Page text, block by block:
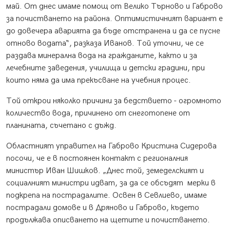
май. От днес имаме помощ от Велико Търново и Габрово
за почистването на района. Оптимистичният вариант е
до довечера аварията да бъде отстранена и да се пусне
отново водата“, разказа Иванов. Той уточни, че се
раздава минерална вода на гражданите, както и за
лечебните заведения, училища и детски градини, при
които няма да има прекъсване на учебния процес.
Той открои няколко причини за бедствието - огромното
количество вода, причинено от снеготопене от
планината, съчетано с дъжд.
Областният управител на Габрово Кристина Сидерова
посочи, че е в постоянен контакт с регионалния
министър Иван Шишков. „Днес той, земеделският и
социалният министри идват, за да се обсъдят мерки в
подкрепа на пострадалите. Освен в Севлиево, имаме
пострадали домове и в Дряново и Габрово, където
продължава описването на щетите и почистването.